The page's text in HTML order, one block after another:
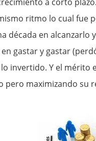
ritmo lo cual fue
década en
gastar y gastar
invertido. Y el
pero maximizando su